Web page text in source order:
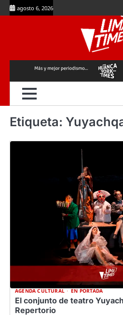
Skip
to
agosto 6, 2026
Etiqueta:
AGENDA CULTURAL EN PORTADA
El conjunto de teatro
Repertorio